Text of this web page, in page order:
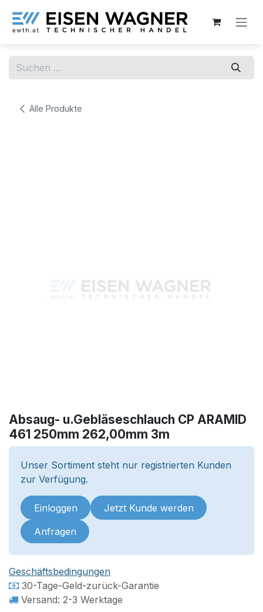
Alle Produkte
Absaug- u.Gebläseschlauch CP ARAMID
461 250mm 262,00mm 3m
Unser Sortiment steht nur registrierten Kunden
zur Verfügung.
Einloggen Jetzt Kunde werden
Anfragen
Geschäftsbedingungen
30-Tage-Geld-zurück-Garantie
Versand: 2-3 Werktage